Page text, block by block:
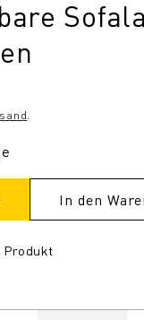
.
In den
Produkt